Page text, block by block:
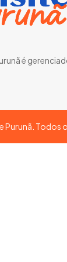
é
Purunã. Todos